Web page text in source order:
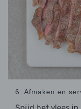
6. Afmaken en